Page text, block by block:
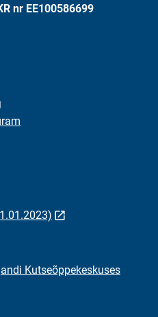
nr EE100586699
Kutseõppekeskuses